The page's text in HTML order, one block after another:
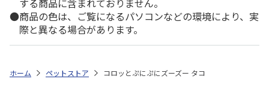
する商品に含まれておりません。
商品の色は、ご覧になるパソコンなどの環境により、実
際と異なる場合があります。
ホーム ペットストア コロッとぷにぷにズーズー タコ